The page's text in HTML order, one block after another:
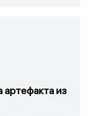
артефакта из